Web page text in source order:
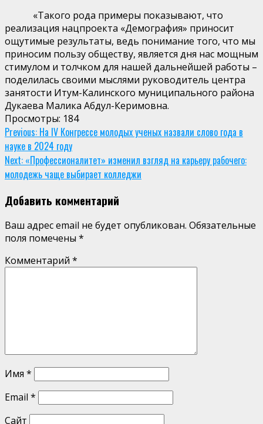
«Такого рода примеры показывают, что
реализация нацпроекта «Демография» приносит
ощутимые результаты, ведь понимание того, что мы
приносим пользу обществу, является дня нас мощным
стимулом и толчком для нашей дальнейшей работы –
поделилась своими мыслями руководитель центра
занятости Итум-Калинского муниципального района
Дукаева Малика Абдул-Керимовна.
Просмотры: 184
Continue
Reading
Previous: На IV Конгрессе молодых ученых назвали слово года в
науке в 2024 году
Next: «Профессионалитет» изменил взгляд на карьеру рабочего:
молодежь чаще выбирает колледжи
Добавить комментарий
Ваш адрес email не будет опубликован. Обязательные
поля помечены *
Комментарий *
Имя *
Email *
Сайт